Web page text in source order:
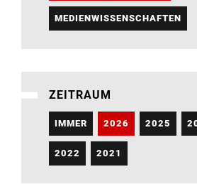
MEDIENWISSENSCHAFTEN
ZEITRAUM
IMMER 2026 2025
2022 2021